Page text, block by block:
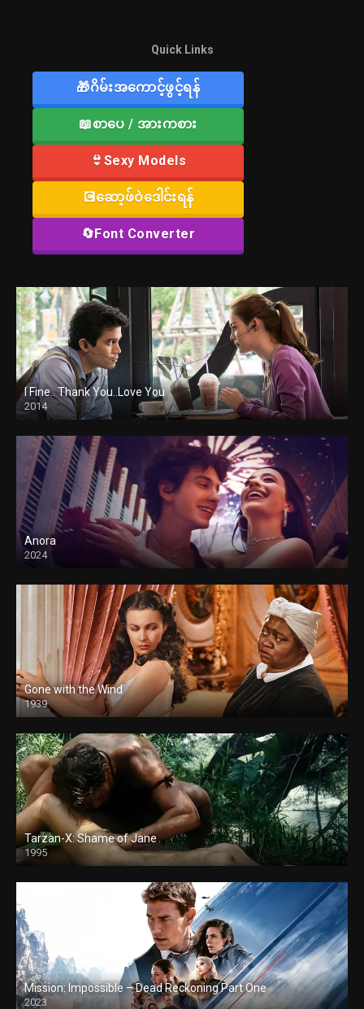
Quick Links
🎁ဂိမ်းအကောင့်ဖွင့်ရန်
📖စာပေ / အားကစား
👙Sexy Models
💽ဆော့ဖ်ဝဲဒေါင်းရန်
🔄Font Converter
I Fine.. Thank You..Love You
2014
Anora
2024
Gone with the Wind
1939
Tarzan-X: Shame of Jane
1995
Mission: Impossible – Dead Reckoning Part One
2023